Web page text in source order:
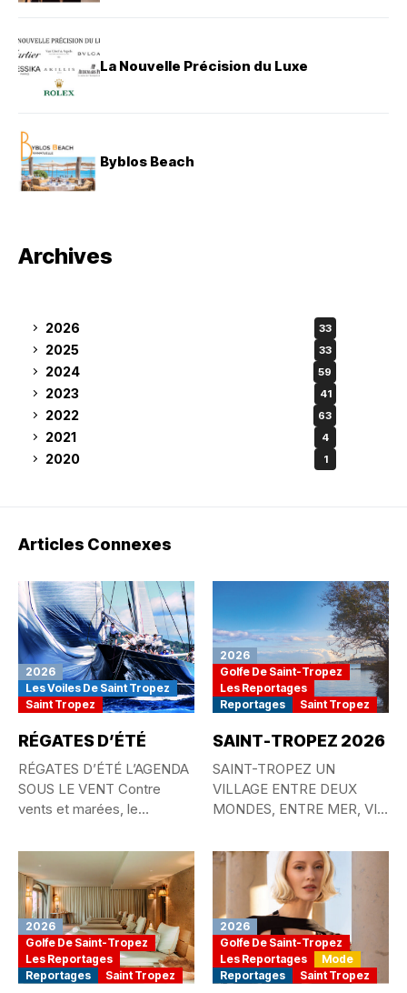
La Nouvelle Précision du Luxe
Byblos Beach
Archives
2026 33
2025 33
2024 59
2023 41
2022 63
2021 4
2020 1
Articles Connexes
2026
Les Voiles De Saint Tropez
Saint Tropez
RÉGATES D’ÉTÉ
RÉGATES D’ÉTÉ L’AGENDA
SOUS LE VENT Contre
vents et marées, le
2026
Golfe De Saint-Tropez
Les Reportages
Reportages
Saint Tropez
SAINT-TROPEZ 2026
SAINT-TROPEZ UN
VILLAGE ENTRE DEUX
MONDES, ENTRE MER, VIE
MYTHE...
2026
Golfe De Saint-Tropez
Les Reportages
Reportages
Saint Tropez
2026
Golfe De Saint-Tropez
Les Reportages
Mode
Reportages
Saint Tropez